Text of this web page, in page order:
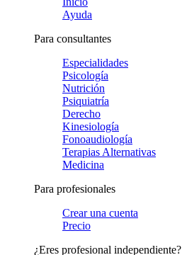
Ayuda
Para consultantes
Especialidades
Psicología
Nutrición
Psiquiatría
Derecho
Kinesiología
Fonoaudiología
Terapias Alternativas
Medicina
Para profesionales
Crear una cuenta
Precio
¿Eres profesional independiente?